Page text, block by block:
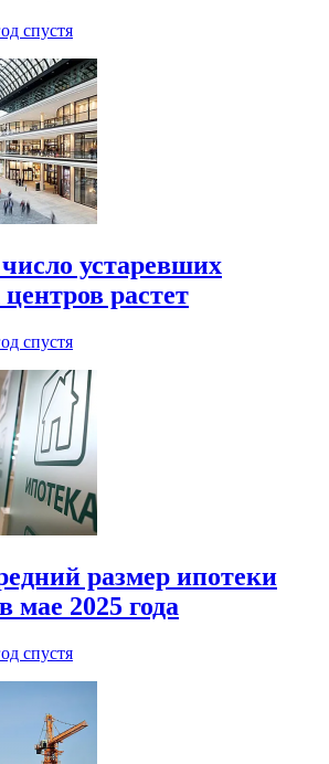
спустя
устаревших
растет
спустя
размер ипотеки
мае 2025 года
спустя